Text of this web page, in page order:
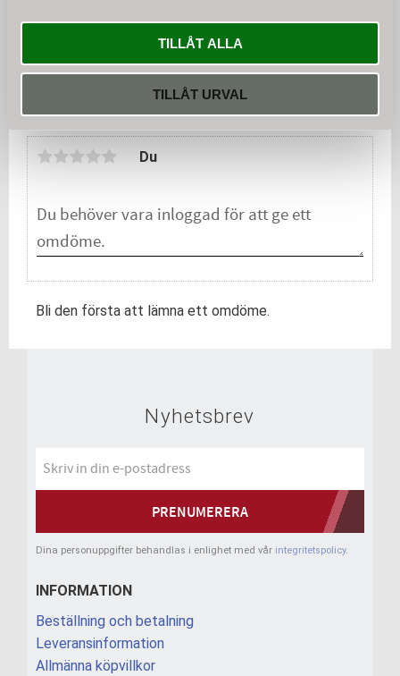
TILLÅT ALLA
TILLÅT URVAL
Omdömen
Du
Bli den första att lämna ett omdöme.
snabbt och enk
Nyhetsbrev
PRENUMERERA
Dina personuppgifter behandlas i enlighet med vår integritetspolicy.
INFORMATION
Beställning och betalning
Leveransinformation
Allmänna köpvillkor